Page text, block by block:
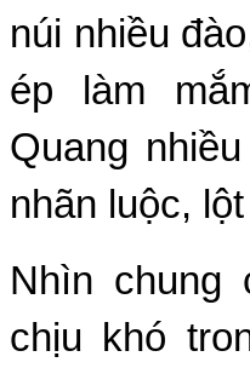
núi nhiều
ép làm
Quang
nhãn luộc,
Nhìn chung
chịu khó